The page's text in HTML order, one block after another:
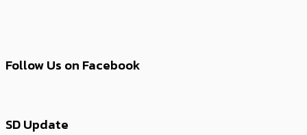
Follow Us on Facebook
SD Update